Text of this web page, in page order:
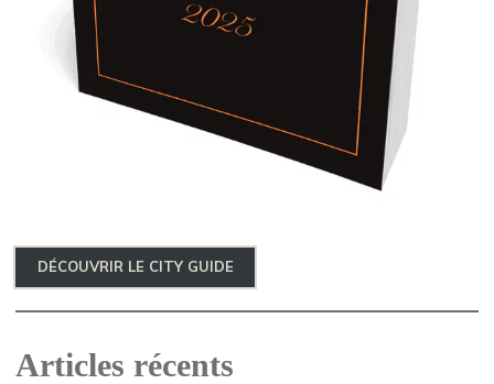
DÉCOUVRIR LE CITY GUIDE
Articles récents